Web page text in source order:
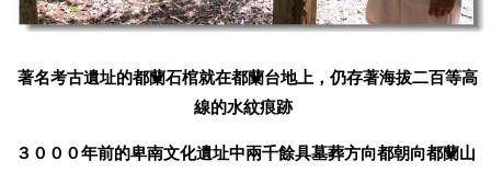
著名考古遺址的都蘭石棺就在都蘭台地上，仍存著海拔二百等高
線的水紋痕跡
３０００年前的卑南文化遺址中兩千餘具墓葬方向都朝向都蘭山